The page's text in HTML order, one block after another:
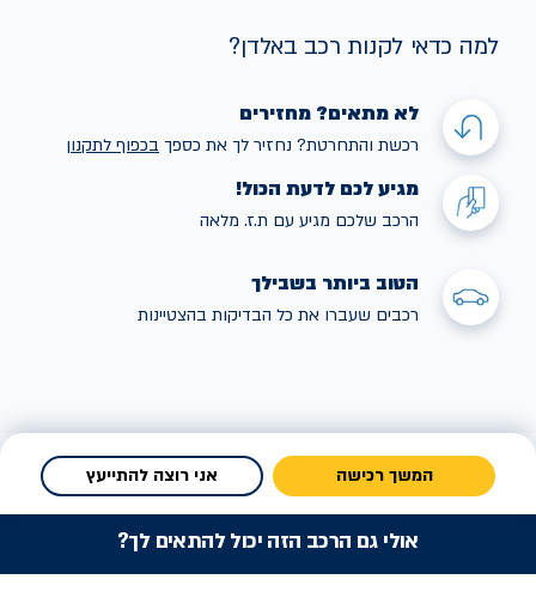
למה כדאי לקנות רכב באלדן?
לא מתאים? מחזירים
רכשת והתחרטת? נחזיר לך את כספך בכפוף לתקנון
מגיע לכם לדעת הכול!
הרכב שלכם מגיע עם ת.ז. מלאה
הטוב ביותר בשבילך
רכבים שעברו את כל הבדיקות בהצטיינות
המשך רכישה אני רוצה להתייעץ
אולי גם הרכב הזה יכול להתאים לך?